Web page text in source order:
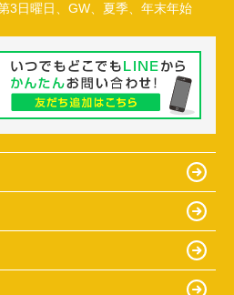
3日曜日、GW、夏季、年末年始